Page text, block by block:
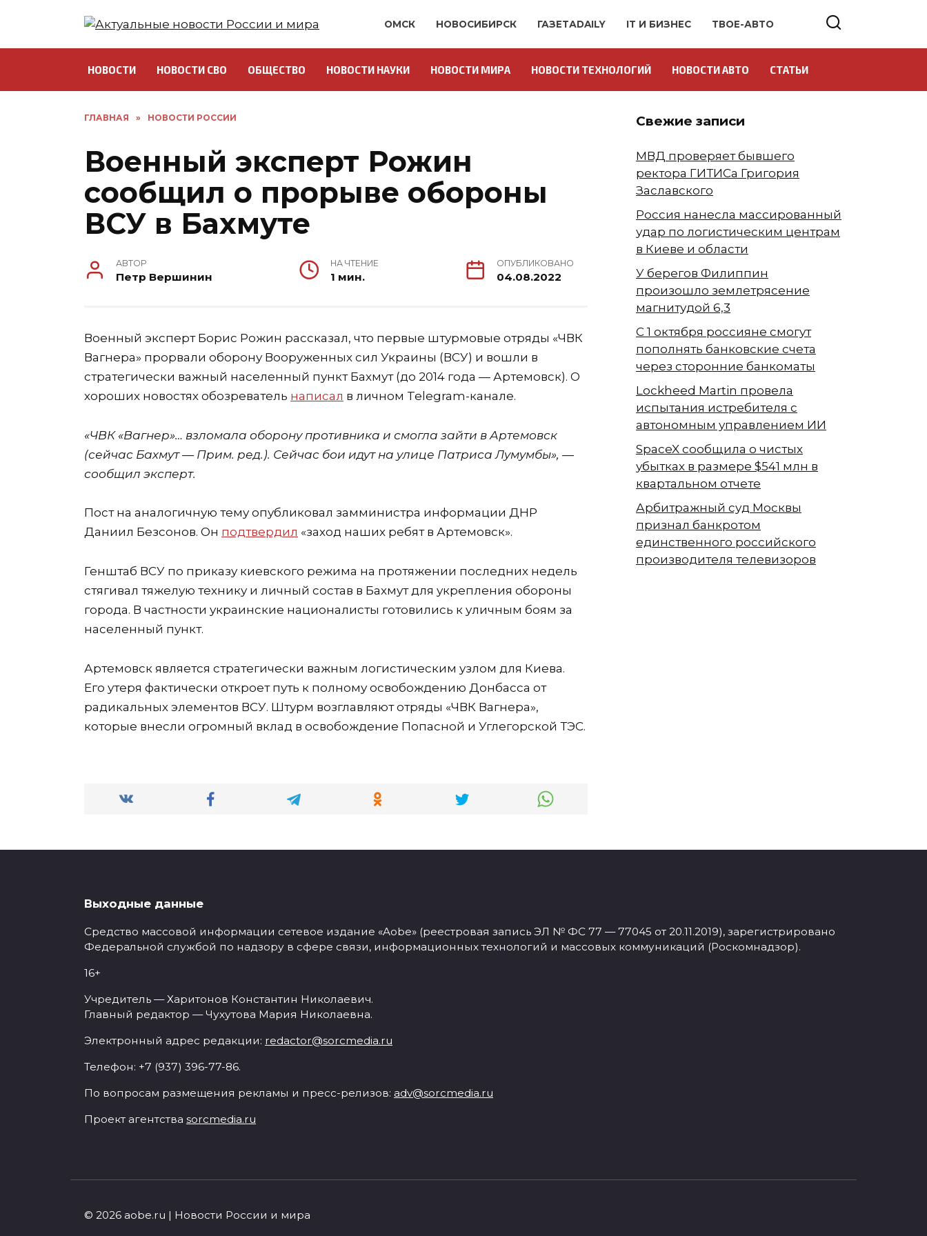
ОМСК НОВОСИБИРСК ГАЗЕТАDAILY IT И БИЗНЕС ТВОЕ-АВТО
НОВОСТИ НОВОСТИ СВО ОБЩЕСТВО НОВОСТИ НАУКИ НОВОСТИ МИРА НОВОСТИ ТЕХНОЛОГИЙ НОВОСТИ АВТО СТАТЬИ
ГЛАВНАЯ » НОВОСТИ РОССИИ
Военный эксперт Рожин
сообщил о прорыве обороны
ВСУ в Бахмуте
АВТОР
Петр Вершинин
НА ЧТЕНИЕ
1 мин.
ОПУБЛИКОВАНО
04.08.2022
Военный эксперт Борис Рожин рассказал, что первые штурмовые отряды «ЧВК
Вагнера» прорвали оборону Вооруженных сил Украины (ВСУ) и вошли в
стратегически важный населенный пункт Бахмут (до 2014 года — Артемовск). О
хороших новостях обозреватель написал в личном Telegram-канале.
«ЧВК «Вагнер»… взломала оборону противника и смогла зайти в Артемовск
(сейчас Бахмут — Прим. ред.). Сейчас бои идут на улице Патриса Лумумбы», —
сообщил эксперт.
Пост на аналогичную тему опубликовал замминистра информации ДНР
Даниил Безсонов. Он подтвердил «заход наших ребят в Артемовск».
Генштаб ВСУ по приказу киевского режима на протяжении последних недель
стягивал тяжелую технику и личный состав в Бахмут для укрепления обороны
города. В частности украинские националисты готовились к уличным боям за
населенный пункт.
Артемовск является стратегически важным логистическим узлом для Киева.
Его утеря фактически откроет путь к полному освобождению Донбасса от
радикальных элементов ВСУ. Штурм возглавляют отряды «ЧВК Вагнера»,
которые внесли огромный вклад в освобождение Попасной и Углегорской ТЭС.
Свежие записи
МВД проверяет бывшего
ректора ГИТИСа Григория
Заславского
Россия нанесла массированный
удар по логистическим центрам
в Киеве и области
У берегов Филиппин
произошло землетрясение
магнитудой 6,3
С 1 октября россияне смогут
пополнять банковские счета
через сторонние банкоматы
Lockheed Martin провела
испытания истребителя с
автономным управлением ИИ
SpaceX сообщила о чистых
убытках в размере $541 млн в
квартальном отчете
Арбитражный суд Москвы
признал банкротом
единственного российского
производителя телевизоров
Выходные данные
Средство массовой информации сетевое издание «Aobe» (реестровая запись ЭЛ № ФС 77 — 77045 от 20.11.2019), зарегистрировано
Федеральной службой по надзору в сфере связи, информационных технологий и массовых коммуникаций (Роскомнадзор).
16+
Учредитель — Харитонов Константин Николаевич.
Главный редактор — Чухутова Мария Николаевна.
Электронный адрес редакции: redactor@sorcmedia.ru
Телефон: +7 (937) 396-77-86.
По вопросам размещения рекламы и пресс-релизов: adv@sorcmedia.ru
Проект агентства sorcmedia.ru
© 2026 aobe.ru | Новости России и мира